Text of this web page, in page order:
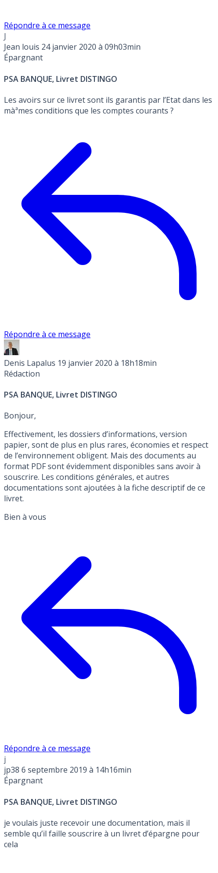
Répondre à ce message
J
Jean louis 24 janvier 2020 à 09h03min
Épargnant
PSA BANQUE, Livret DISTINGO
Les avoirs sur ce livret sont ils garantis par l’Etat dans les
màªmes conditions que les comptes courants ?
Répondre à ce message
Denis Lapalus 19 janvier 2020 à 18h18min
Rédaction
PSA BANQUE, Livret DISTINGO
Bonjour,
Effectivement, les dossiers d’informations, version
papier, sont de plus en plus rares, économies et respect
de l’environnement obligent. Mais des documents au
format PDF sont évidemment disponibles sans avoir à
souscrire. Les conditions générales, et autres
documentations sont ajoutées à la fiche descriptif de ce
livret.
Bien à vous
Répondre à ce message
j
jp38 6 septembre 2019 à 14h16min
Épargnant
PSA BANQUE, Livret DISTINGO
je voulais juste recevoir une documentation, mais il
semble qu’il faille souscrire à un livret d’épargne pour
cela